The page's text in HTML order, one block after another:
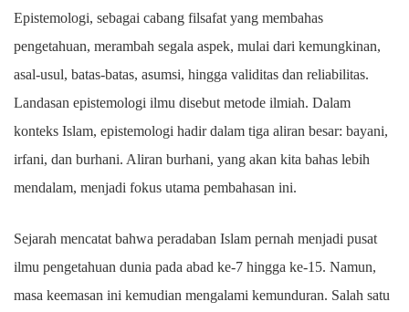
Epistemologi, sebagai cabang filsafat yang membahas
pengetahuan, merambah segala aspek, mulai dari kemungkinan,
asal-usul, batas-batas, asumsi, hingga validitas dan reliabilitas.
Landasan epistemologi ilmu disebut metode ilmiah. Dalam
konteks Islam, epistemologi hadir dalam tiga aliran besar: bayani,
irfani, dan burhani. Aliran burhani, yang akan kita bahas lebih
mendalam, menjadi fokus utama pembahasan ini.
Sejarah mencatat bahwa peradaban Islam pernah menjadi pusat
ilmu pengetahuan dunia pada abad ke-7 hingga ke-15. Namun,
masa keemasan ini kemudian mengalami kemunduran. Salah satu